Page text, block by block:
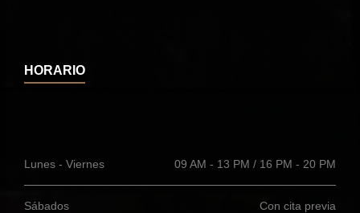
HORARIO
Lunes - Viernes 09 AM - 13 PM / 16 PM - 20 PM
Sábados Con cita previa